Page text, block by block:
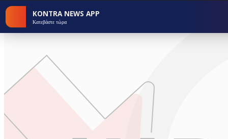
KONTRA NEWS APP
Κατεβάστε τώρα